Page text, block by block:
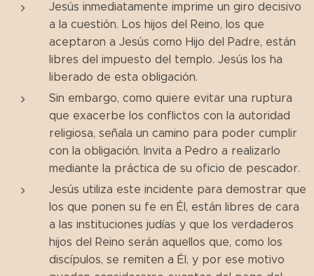
Jesús inmediatamente imprime un giro decisivo
a la cuestión. Los hijos del Reino, los que
aceptaron a Jesús como Hijo del Padre, están
libres del impuesto del templo. Jesús los ha
liberado de esta obligación.
Sin embargo, como quiere evitar una ruptura
que exacerbe los conflictos con la autoridad
religiosa, señala un camino para poder cumplir
con la obligación. Invita a Pedro a realizarlo
mediante la práctica de su oficio de pescador.
Jesús utiliza este incidente para demostrar que
los que ponen su fe en Él, están libres de cara
a las instituciones judías y que los verdaderos
hijos del Reino serán aquellos que, como los
discípulos, se remiten a Él, y por ese motivo